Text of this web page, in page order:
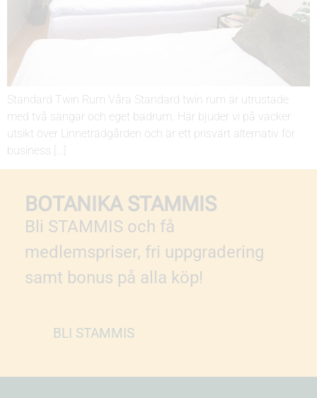
Standard Twin Rum Våra Standard twin rum är utrustade
med två sängar och eget badrum. Här bjuder vi på vacker
utsikt över Linneträdgården och är ett prisvärt alternativ för
business […]
BOTANIKA STAMMIS
Bli STAMMIS och få
medlemspriser, fri uppgradering
samt bonus på alla köp!
BLI STAMMIS